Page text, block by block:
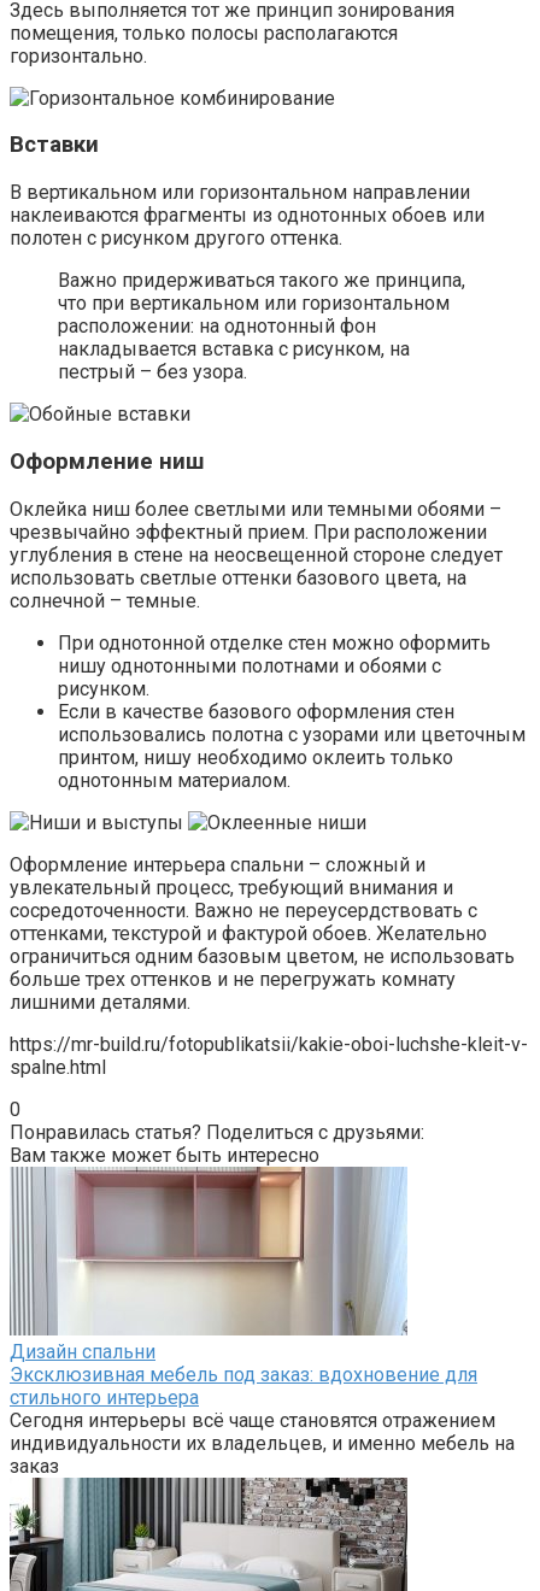
углубления в стене на неосвещенной стороне следует
использовать светлые оттенки базового цвета, на
солнечной – темные.
При однотонной отделке стен можно оформить
рисунком.
использовались полотна с узорами или цветочным
принтом, нишу необходимо оклеить только
однотонным материалом.
Оформление интерьера спальни – сложный и
увлекательный процесс, требующий внимания и
сосредоточенности. Важно не переусердствовать с
оттенками, текстурой и фактурой обоев. Желательно
ограничиться одним базовым цветом, не использовать
лишними деталями.
https://mr-build.ru/fotopublikatsii/kakie-oboi-luchshe-kleit-v-
spalne.html
0
Понравилась статья? Поделиться с друзьями:
Дизайн спальни
Эксклюзивная мебель под заказ: вдохновение для
стильного интерьера
Сегодня интерьеры всё чаще становятся отражением
индивидуальности их владельцев, и именно мебель на
заказ
Дизайн спальни
Кровати для дачи с матрасом на любой бюджет: как
сделать правильный выбор
Обустроить дачный домик так, чтобы отдых на природе
радовал комфортом, стремится каждый владелец
Дизайн спальни
Вдохновляющие примеры мебели на заказ в
современных интерьерах
Современные интерьеры всё чаще становятся
отражением индивидуальности их владельцев, и
именно мебель на заказ